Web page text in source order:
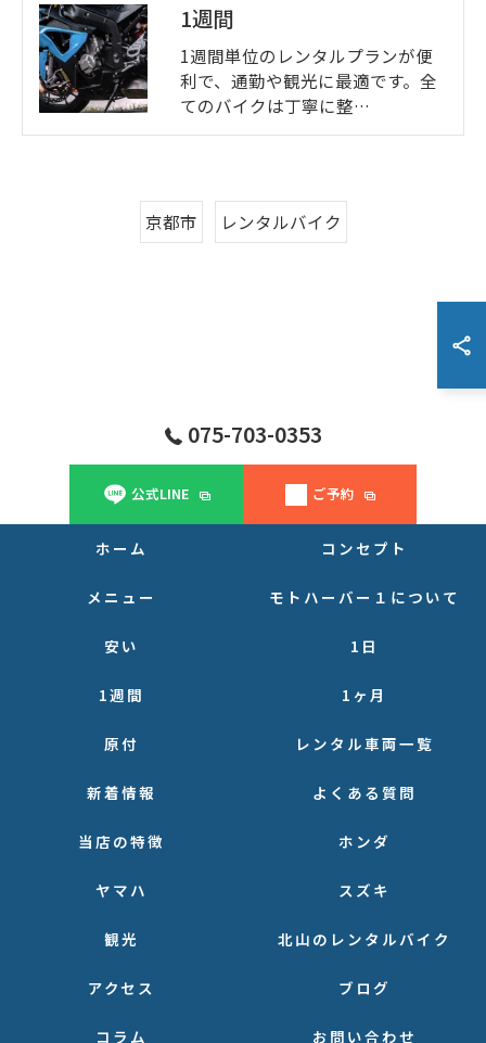
1週間
1週間単位のレンタルプランが便
利で、通勤や観光に最適です。全
てのバイクは丁寧に整…
京都市 レンタルバイク
075-703-0353
公式LINE ご予約
ホーム コンセプト
メニュー モトハーバー１について
安い 1日
1週間 1ヶ月
原付 レンタル車両一覧
新着情報 よくある質問
当店の特徴 ホンダ
ヤマハ スズキ
観光 北山のレンタルバイク
アクセス ブログ
コラム お問い合わせ